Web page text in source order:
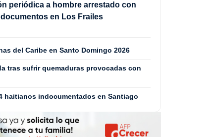
periódica a hombre arrestado con
en Los Frailes
del Caribe en Santo Domingo 2026
tras sufrir quemaduras provocadas con
haitianos indocumentados en Santiago